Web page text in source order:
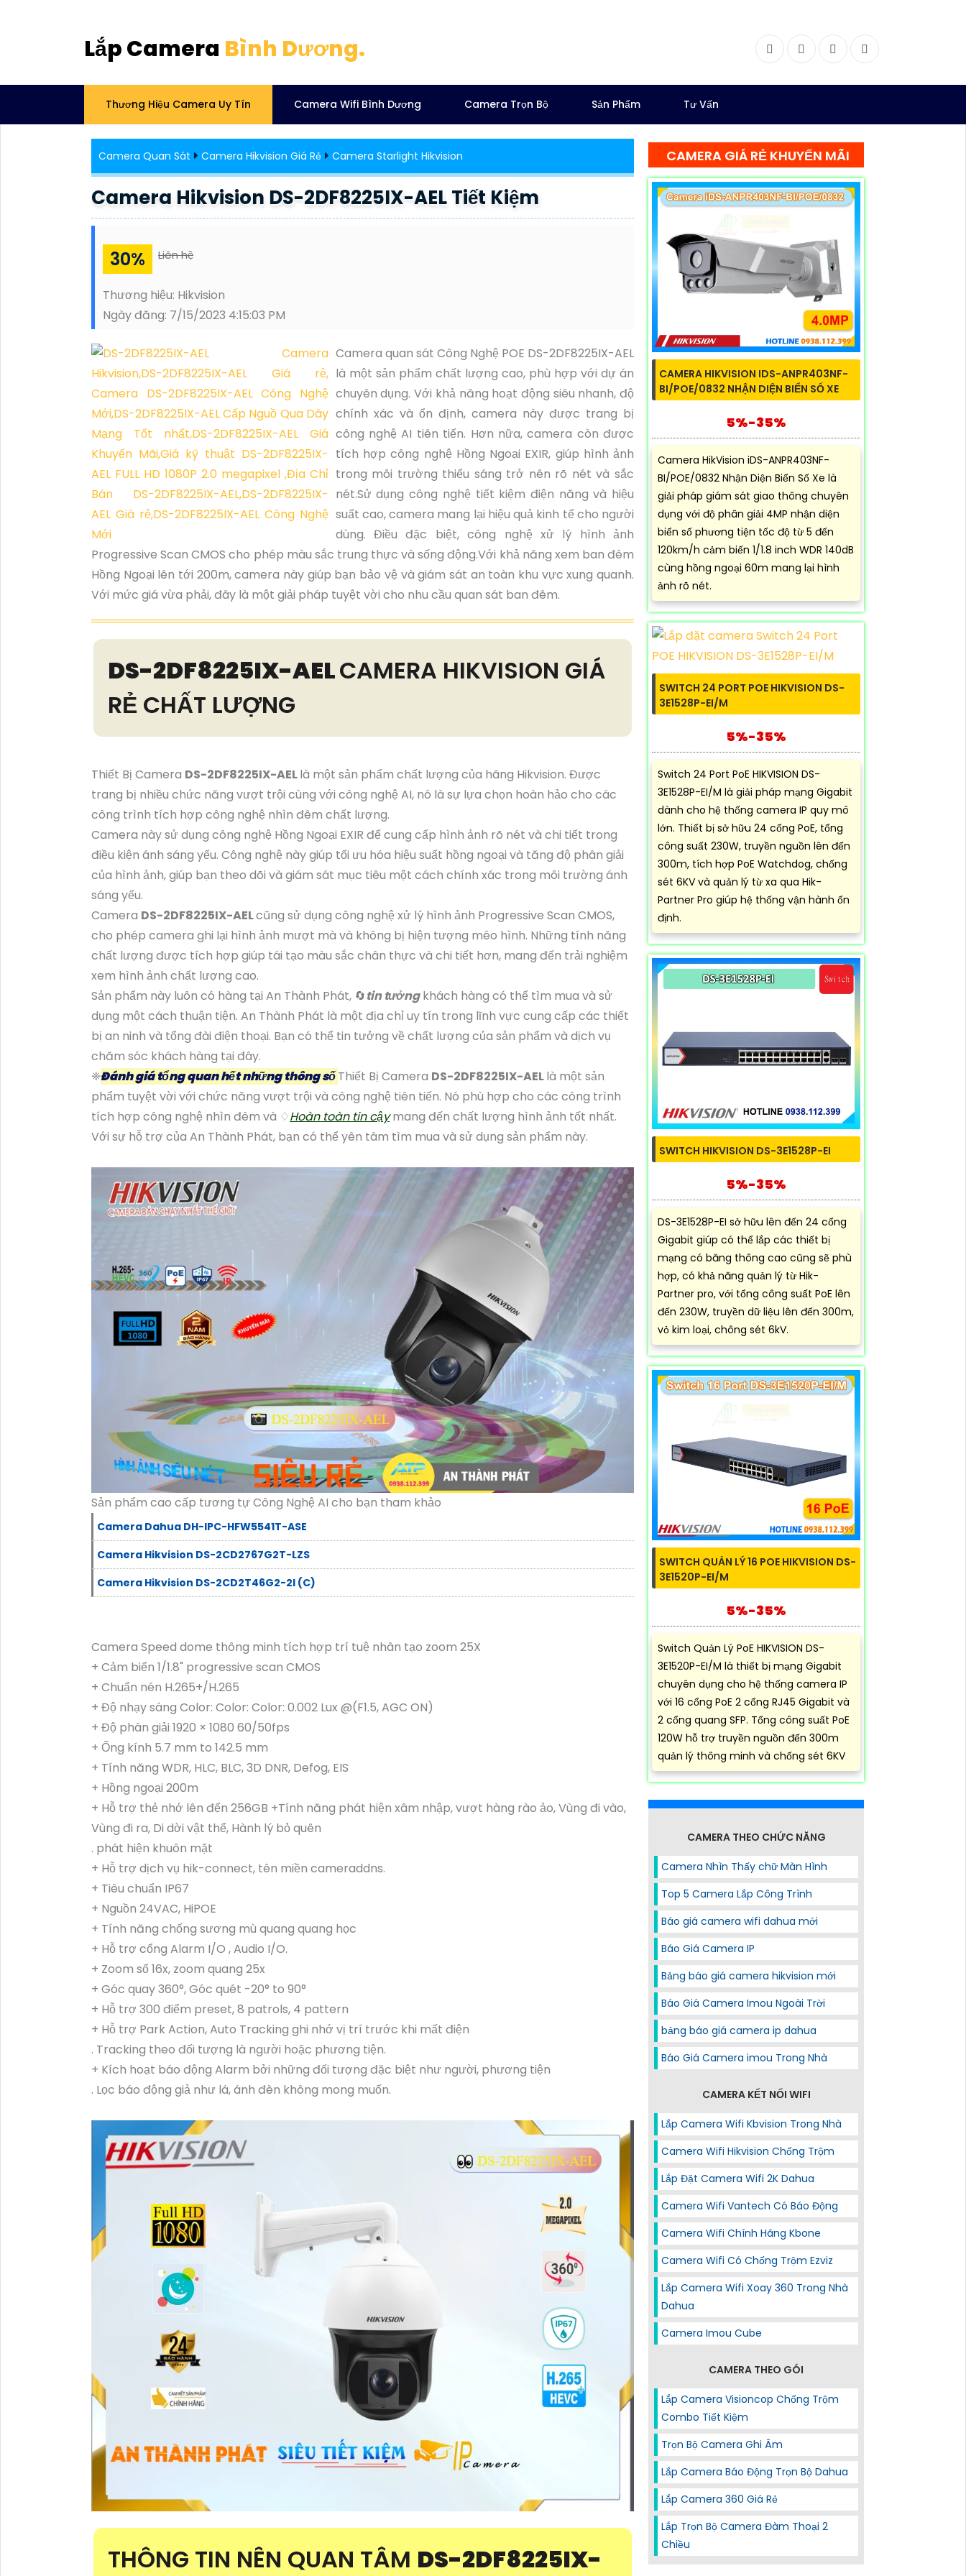
Lắp Camera Bình Dương. FacebookTwitter InstagramDribbble
Thương Hiệu Camera Uy Tín Camera Wifi Bình Dương Camera Trọn Bộ Sản Phẩm Tư Vấn
Camera Quan Sát Camera Hikvision Giá Rẻ Camera Starlight Hikvision
Camera Hikvision DS-2DF8225IX-AEL Tiết Kiệm
30% Liên hệ
Thương hiệu: Hikvision
Ngày đăng: 7/15/2023 4:15:03 PM
Camera quan sát Công Nghệ POE DS-2DF8225IX-AEL
là một sản phẩm chất lượng cao, phù hợp với dự án
chuyên dụng. Với khả năng hoạt động siêu nhanh, độ
chính xác và ổn định, camera này được trang bị
công nghệ AI tiên tiến. Hơn nữa, camera còn được
tích hợp công nghệ Hồng Ngoại EXIR, giúp hình ảnh
trong môi trường thiếu sáng trở nên rõ nét và sắc
nét.Sử dụng công nghệ tiết kiệm điện năng và hiệu
suất cao, camera mang lại hiệu quả kinh tế cho người
dùng. Điều đặc biệt, công nghệ xử lý hình ảnh
Progressive Scan CMOS cho phép màu sắc trung thực và sống động.Với khả năng xem ban đêm
Hồng Ngoại lên tới 200m, camera này giúp bạn bảo vệ và giám sát an toàn khu vực xung quanh.
Với mức giá vừa phải, đây là một giải pháp tuyệt vời cho nhu cầu quan sát ban đêm.
DS-2DF8225IX-AELCAMERA HIKVISION GIÁ
RẺ CHẤT LƯỢNG
Thiết Bị Camera DS-2DF8225IX-AELlà một sản phẩm chất lượng của hãng Hikvision. Được
trang bị nhiều chức năng vượt trội cùng với công nghệ AI, nó là sự lựa chọn hoàn hảo cho các
công trình tích hợp công nghệ nhìn đêm chất lượng.
Camera này sử dụng công nghệ Hồng Ngoại EXIR để cung cấp hình ảnh rõ nét và chi tiết trong
điều kiện ánh sáng yếu. Công nghệ này giúp tối ưu hóa hiệu suất hồng ngoại và tăng độ phân giải
của hình ảnh, giúp bạn theo dõi và giám sát mục tiêu một cách chính xác trong môi trường ánh
sáng yếu.
Camera DS-2DF8225IX-AELcũng sử dụng công nghệ xử lý hình ảnh Progressive Scan CMOS,
cho phép camera ghi lại hình ảnh mượt mà và không bị hiện tượng méo hình. Những tính năng
chất lượng được tích hợp giúp tái tạo màu sắc chân thực và chi tiết hơn, mang đến trải nghiệm
xem hình ảnh chất lượng cao.
Sản phẩm này luôn có hàng tại An Thành Phát, 🔄tin tưởngkhách hàng có thể tìm mua và sử
dụng một cách thuận tiện. An Thành Phát là một địa chỉ uy tín trong lĩnh vực cung cấp các thiết
bị an ninh và tổng đài điện thoại. Bạn có thể tin tưởng về chất lượng của sản phẩm và dịch vụ
chăm sóc khách hàng tại đây.
❈Đánh giá tổng quan hết những thông sốThiết Bị Camera DS-2DF8225IX-AELlà một sản
phẩm tuyệt vời với chức năng vượt trội và công nghệ tiên tiến. Nó phù hợp cho các công trình
tích hợp công nghệ nhìn đêm và ♢Hoàn toàn tin cậymang đến chất lượng hình ảnh tốt nhất.
Với sự hỗ trợ của An Thành Phát, bạn có thể yên tâm tìm mua và sử dụng sản phẩm này.
Sản phẩm cao cấp tương tự Công Nghệ AI cho bạn tham khảo
Camera Dahua DH-IPC-HFW5541T-ASE
Camera Hikvision DS-2CD2767G2T-LZS
Camera Hikvision DS-2CD2T46G2-2I (C)
Camera Speed dome thông minh tích hợp trí tuệ nhân tạo zoom 25X
+ Cảm biến 1/1.8" progressive scan CMOS
+ Chuẩn nén H.265+/H.265
+ Độ nhạy sáng Color: Color: Color: 0.002 Lux @(F1.5, AGC ON)
+ Độ phân giải 1920 × 1080 60/50fps
+ Ống kính 5.7 mm to 142.5 mm
+ Tính năng WDR, HLC, BLC, 3D DNR, Defog, EIS
+ Hồng ngoại 200m
+ Hỗ trợ thẻ nhớ lên đến 256GB +Tính năng phát hiện xâm nhập, vượt hàng rào ảo, Vùng đi vào,
Vùng đi ra, Di dời vật thể, Hành lý bỏ quên
. phát hiện khuôn mặt
+ Hỗ trợ dịch vụ hik-connect, tên miền cameraddns.
+ Tiêu chuẩn IP67
+ Nguồn 24VAC, HiPOE
+ Tính năng chống sương mù quang quang học
+ Hỗ trợ cổng Alarm I/O , Audio I/O.
+ Zoom số 16x, zoom quang 25x
+ Góc quay 360°, Góc quét -20° to 90°
+ Hỗ trợ 300 điểm preset, 8 patrols, 4 pattern
+ Hỗ trợ Park Action, Auto Tracking ghi nhớ vị trí trước khi mất điện
. Tracking theo đối tượng là người hoặc phương tiện.
+ Kích hoạt báo động Alarm bởi những đối tượng đặc biệt như người, phương tiện
. Lọc báo động giả như lá, ánh đèn không mong muốn.
THÔNG TIN NÊN QUAN TÂM DS-2DF8225IX-
CAMERA GIÁ RẺ KHUYẾN MÃI
CAMERA HIKVISION IDS-ANPR403NF-
BI/POE/0832 NHẬN DIỆN BIỂN SỐ XE
5%-35%
Camera HikVision iDS-ANPR403NF-
BI/POE/0832 Nhận Diện Biển Số Xe là
giải pháp giám sát giao thông chuyên
dụng với độ phân giải 4MP nhận diện
biển số phương tiện tốc độ từ 5 đến
120km/h cảm biến 1/1.8 inch WDR 140dB
cùng hồng ngoại 60m mang lại hình
ảnh rõ nét.
SWITCH 24 PORT POE HIKVISION DS-
3E1528P-EI/M
5%-35%
Switch 24 Port PoE HIKVISION DS-
3E1528P-EI/M là giải pháp mạng Gigabit
dành cho hệ thống camera IP quy mô
lớn. Thiết bị sở hữu 24 cổng PoE, tổng
công suất 230W, truyền nguồn lên đến
300m, tích hợp PoE Watchdog, chống
sét 6KV và quản lý từ xa qua Hik-
Partner Pro giúp hệ thống vận hành ổn
định.
SWITCH HIKVISION DS-3E1528P-EI
5%-35%
DS-3E1528P-EI sở hữu lên đến 24 cổng
Gigabit giúp có thể lắp các thiết bị
mạng có băng thông cao cũng sẽ phù
hợp, có khả năng quản lý từ Hik-
Partner pro, với tổng công suất PoE lên
đến 230W, truyền dữ liệu lên đến 300m,
vỏ kim loại, chông sét 6kV.
SWITCH QUẢN LÝ 16 POE HIKVISION DS-
3E1520P-EI/M
5%-35%
Switch Quản Lý PoE HIKVISION DS-
3E1520P-EI/M là thiết bị mạng Gigabit
chuyên dụng cho hệ thống camera IP
với 16 cổng PoE 2 cổng RJ45 Gigabit và
2 cổng quang SFP. Tổng công suất PoE
120W hỗ trợ truyền nguồn đến 300m
quản lý thông minh và chống sét 6KV
CAMERA THEO CHỨC NĂNG
Camera Nhìn Thấy chữ Màn Hình
Top 5 Camera Lắp Công Trình
Báo giá camera wifi dahua mới
Báo Giá Camera IP
Bảng báo giá camera hikvision mới
Báo Giá Camera Imou Ngoài Trời
bảng báo giá camera ip dahua
Báo Giá Camera imou Trong Nhà
CAMERA KẾT NỐI WIFI
Lắp Camera Wifi Kbvision Trong Nhà
Camera Wifi Hikvision Chống Trộm
Lắp Đặt Camera Wifi 2K Dahua
Camera Wifi Vantech Có Báo Động
Camera Wifi Chính Hãng Kbone
Camera Wifi Có Chống Trộm Ezviz
Lắp Camera Wifi Xoay 360 Trong Nhà
Dahua
Camera Imou Cube
CAMERA THEO GÓI
Lắp Camera Visioncop Chống Trộm
Combo Tiết Kiệm
Trọn Bộ Camera Ghi Âm
Lắp Camera Báo Động Trọn Bộ Dahua
Lắp Camera 360 Giá Rẻ
Lắp Trọn Bộ Camera Đàm Thoại 2
Chiều